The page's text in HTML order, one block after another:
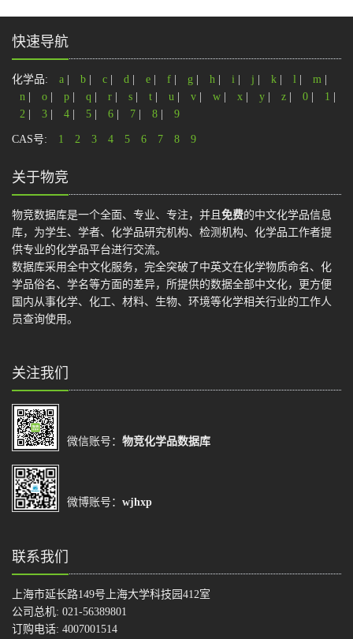
快速导航
化学品: a b c d e f g h i j k l m
n
o p q r s t u v w x y z 0 1
2
3 4 5 6 7 8 9
CAS号: 1 2 3 4 5 6 7 8 9
关于物竞
物竞数据库是一个全面、专业、专注，并且 免费的中文化学品信息
库，为学生、学者、化学品研究机构、检测机构、化学品工作者提
供专业的化学品平台进行交流。
数据库采用全中文化服务，完全突破了中英文在化学物质命名、化
学品俗名、学名等方面的差异，所提供的数据全部中文化，更方便
国内从事化学、化工、材料、生物、环境等化学相关行业的工作人
员查询使用。
关注我们
微信账号： 物竞化学品数据库
微博账号： wjhxp
联系我们
上海市延长路149号上海大学科技园412室
公司总机: 021-56389801
订购电话: 4007001514